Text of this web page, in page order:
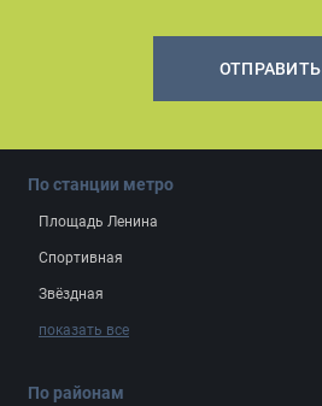
ОТПРАВИТЬ
По станции метро
Площадь Ленина
Спортивная
Звёздная
показать все
По районам